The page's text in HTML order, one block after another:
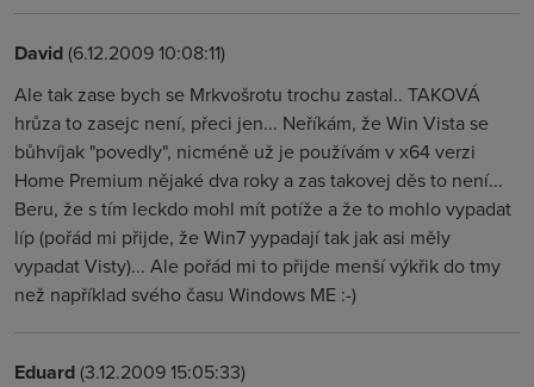
David(6.12.2009 10:08:11)
Ale tak zase bych se Mrkvošrotu trochu zastal.. TAKOVÁ
hrůza to zasejc není, přeci jen... Neříkám, že Win Vista se
bůhvíjak "povedly", nicméně už je používám v x64 verzi
Home Premium nějaké dva roky a zas takovej děs to není...
Beru, že s tím leckdo mohl mít potíže a že to mohlo vypadat
líp (pořád mi přijde, že Win7 yypadají tak jak asi měly
vypadat Visty)... Ale pořád mi to přijde menší výkřik do tmy
než například svého času Windows ME :-)
Eduard(3.12.2009 15:05:33)